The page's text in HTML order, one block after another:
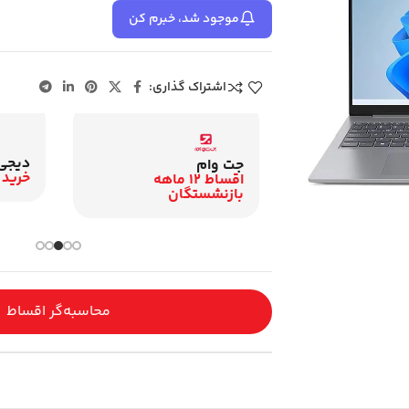
موجود شد، خبرم کن
اشتراک گذاری:
اقساط 12 ماهه
جت وام
اقساط 12 ماهه
بازنشستگان
محاسبه‌گر اقساط